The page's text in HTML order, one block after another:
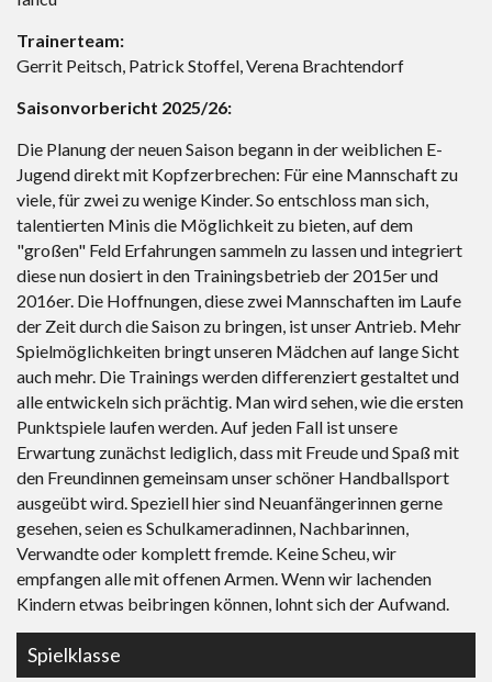
Trainerteam:
Gerrit Peitsch, Patrick Stoffel, Verena Brachtendorf
Saisonvorbericht 2025/26:
Die Planung der neuen Saison begann in der weiblichen E-
Jugend direkt mit Kopfzerbrechen: Für eine Mannschaft zu
viele, für zwei zu wenige Kinder. So entschloss man sich,
talentierten Minis die Möglichkeit zu bieten, auf dem
"großen" Feld Erfahrungen sammeln zu lassen und integriert
diese nun dosiert in den Trainingsbetrieb der 2015er und
2016er. Die Hoffnungen, diese zwei Mannschaften im Laufe
der Zeit durch die Saison zu bringen, ist unser Antrieb. Mehr
Spielmöglichkeiten bringt unseren Mädchen auf lange Sicht
auch mehr. Die Trainings werden differenziert gestaltet und
alle entwickeln sich prächtig. Man wird sehen, wie die ersten
Punktspiele laufen werden. Auf jeden Fall ist unsere
Erwartung zunächst lediglich, dass mit Freude und Spaß mit
den Freundinnen gemeinsam unser schöner Handballsport
ausgeübt wird. Speziell hier sind Neuanfängerinnen gerne
gesehen, seien es Schulkameradinnen, Nachbarinnen,
Verwandte oder komplett fremde. Keine Scheu, wir
empfangen alle mit offenen Armen. Wenn wir lachenden
Kindern etwas beibringen können, lohnt sich der Aufwand.
Spielklasse